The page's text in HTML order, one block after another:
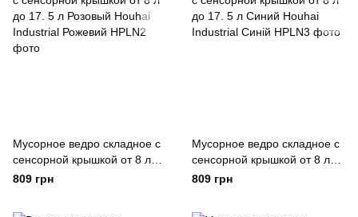
Мусорное ведро складное с
сенсорной крышкой от 8 л
до 17. 5 л Розовый Houhai
809 грн
Мусорное ведро складное с
сенсорной крышкой от 8 л
до 17. 5 л Синий Houhai
809 грн